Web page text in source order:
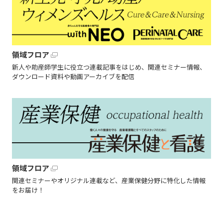
領域フロア
新人や助産師学生に役立つ連載記事をはじめ、関連セミナー情報、
ダウンロード資料や動画アーカイブを配信
領域フロア
関連セミナーやオリジナル連載など、産業保健分野に特化した情報
をお届け！